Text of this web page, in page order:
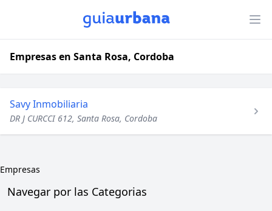
Empresas en Santa Rosa, Cordoba
Savy Inmobiliaria
DR J CURCCI 612, Santa Rosa, Cordoba
Empresas
Navegar por las Categorias